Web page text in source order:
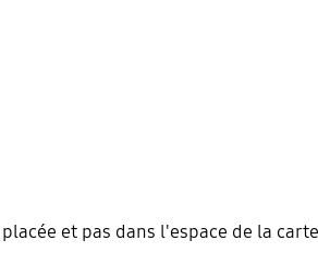
et pas dans l'espace de la